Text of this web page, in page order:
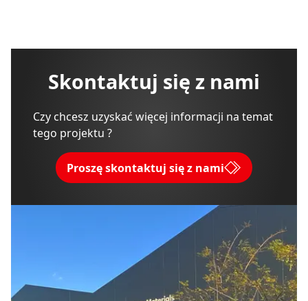
Skontaktuj się z nami
Czy chcesz uzyskać więcej informacji na temat
tego projektu ?
Proszę skontaktuj się z nami